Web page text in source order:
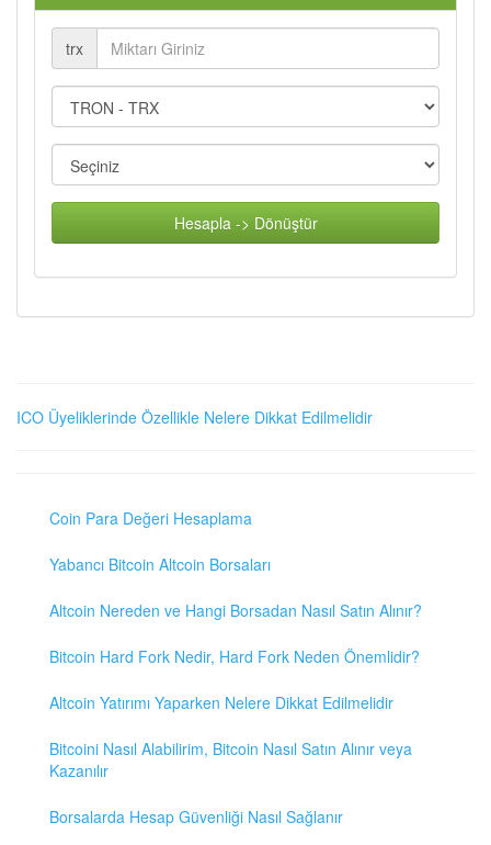
trx
Hesapla -> Dönüştür
ICO Üyeliklerinde Özellikle Nelere Dikkat Edilmelidir
Coin Para Değeri Hesaplama
Yabancı Bitcoin Altcoin Borsaları
Altcoin Nereden ve Hangi Borsadan Nasıl Satın Alınır?
Bitcoin Hard Fork Nedir, Hard Fork Neden Önemlidir?
Altcoin Yatırımı Yaparken Nelere Dikkat Edilmelidir
Bitcoini Nasıl Alabilirim, Bitcoin Nasıl Satın Alınır veya
Kazanılır
Borsalarda Hesap Güvenliği Nasıl Sağlanır